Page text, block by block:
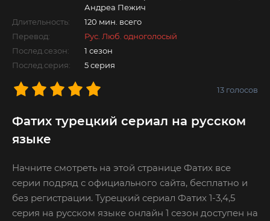
Андреа Пежич
Длительность:
120 мин. всего
Перевод:
Рус. Люб. одноголосый
Послед.сезон:
1 сезон
Послед.серия:
5 серия
13 голосов
Фатих турецкий сериал на русском
языке
Начните смотреть на этой странице Фатих все
серии подряд с официального сайта, бесплатно и
без регистрации. Турецкий сериал Фатих 1-3,4,5
серия на русском языке онлайн 1 сезон доступен на